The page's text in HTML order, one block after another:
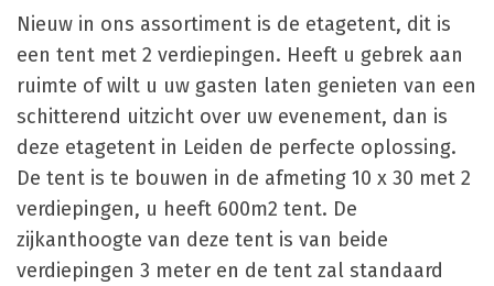
Nieuw in ons assortiment is de etagetent, dit is
een tent met 2 verdiepingen. Heeft u gebrek aan
ruimte of wilt u uw gasten laten genieten van een
schitterend uitzicht over uw evenement, dan is
deze etagetent in Leiden de perfecte oplossing.
De tent is te bouwen in de afmeting 10 x 30 met 2
verdiepingen, u heeft 600m2 tent. De
zijkanthoogte van deze tent is van beide
verdiepingen 3 meter en de tent zal standaard